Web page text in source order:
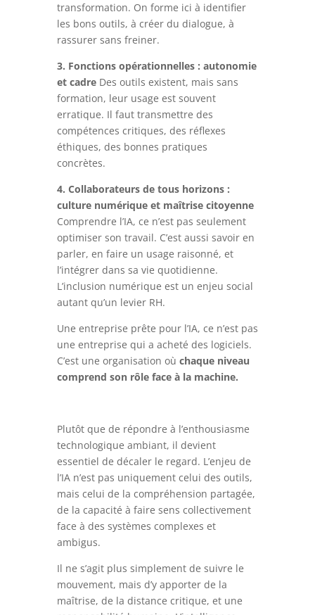
transformation. On forme ici à identifier
les bons outils, à créer du dialogue, à
rassurer sans freiner.
3. Fonctions opérationnelles : autonomie
et cadreDes outils existent, mais sans
formation, leur usage est souvent
erratique. Il faut transmettre des
compétences critiques, des réflexes
éthiques, des bonnes pratiques
concrètes.
4. Collaborateurs de tous horizons :
culture numérique et maîtrise citoyenne
Comprendre l’IA, ce n’est pas seulement
optimiser son travail. C’est aussi savoir en
parler, en faire un usage raisonné, et
l’intégrer dans sa vie quotidienne.
L’inclusion numérique est un enjeu social
autant qu’un levier RH.
Une entreprise prête pour l’IA, ce n’est pas
une entreprise qui a acheté des logiciels.
C’est une organisation où chaque niveau
comprend son rôle face à la machine.
Plutôt que de répondre à l’enthousiasme
technologique ambiant, il devient
essentiel de décaler le regard. L’enjeu de
l’IA n’est pas uniquement celui des outils,
mais celui de la compréhension partagée,
de la capacité à faire sens collectivement
face à des systèmes complexes et
ambigus.
Il ne s’agit plus simplement de suivre le
mouvement, mais d’y apporter de la
maîtrise, de la distance critique, et une